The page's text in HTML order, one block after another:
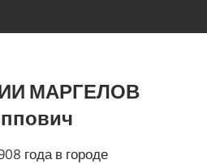
МАРГЕЛОВ
года в городе